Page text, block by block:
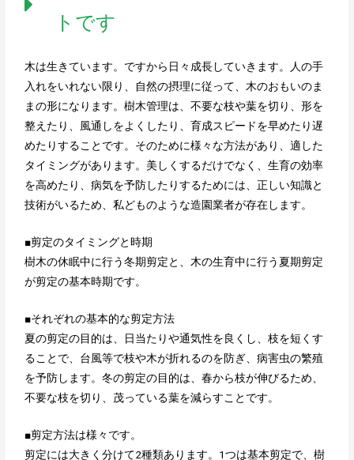
トです
木は生きています。ですから日々成長していきます。人の手
入れをいれない限り、自然の摂理に従って、木のおもいのま
まの形になります。樹木管理は、不要な枝や葉を切り、形を
整えたり、風通しをよくしたり、育成スピードを早めたり遅
めたりすることです。そのために様々な方法があり、適した
タイミングがあります。美しくするだけでなく、生育の効率
を高めたり、病気を予防したりするためには、正しい知識と
技術がいるため、私どものような造園業者が存在します。
■剪定のタイミングと時期
樹木の休眠中に行う冬期剪定と、木の生育中に行う夏期剪定
が剪定の基本時期です。
■それぞれの基本的な剪定方法
夏の剪定の目的は、日当たりや通気性を良くし、枝を短くす
ることで、台風等で枝や木が折れるのを防ぎ、病害虫の繁殖
を予防します。冬の剪定の目的は、春から枝が伸びるため、
不要な枝を切り、茂っている葉を減らすことです。
■剪定方法は様々です。
剪定には大きく分けて2種類あります。1つは基本剪定で、樹